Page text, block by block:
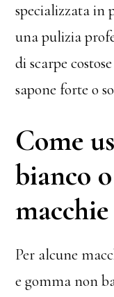
specializzata in
una pulizia
di scarpe
sapone forte o
Come
bianco
Per alcune
e gomma non